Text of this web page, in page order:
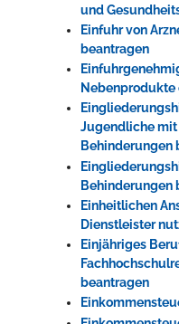
und
Einfuhr von
beantragen
Nebenprodukte
Jugendliche mit
Behinderungen
Behinderungen
Einheitlichen
Dienstleister
Einjähriges
beantragen